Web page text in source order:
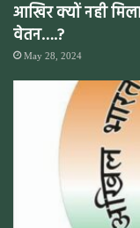
आखिर क्यों नही
वेतन….?
May 28, 2024